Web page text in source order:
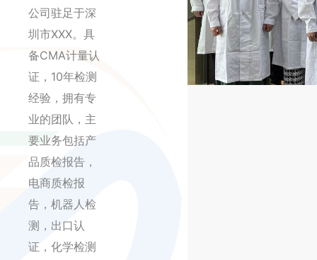
公司驻足于深
圳市XXX。具
备CMA计量认
证，10年检测
经验，拥有专
业的团队，主
要业务包括产
品质检报告，
电商质检报
告，机器人检
测，出口认
证，化学检测